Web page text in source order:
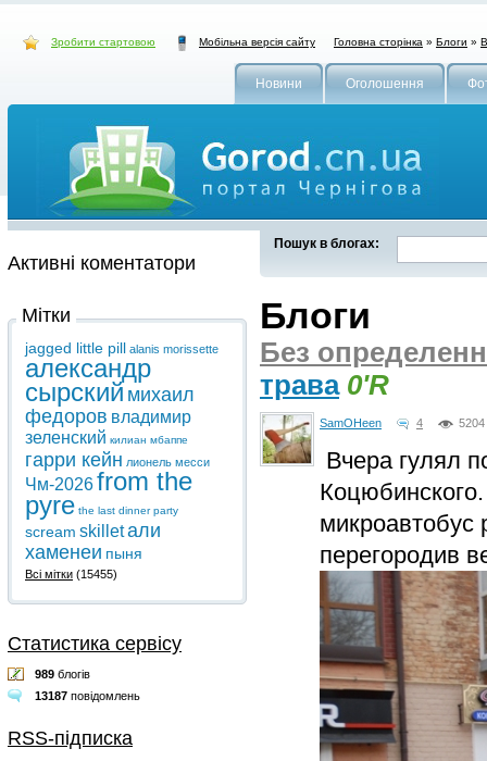
Зробити стартовою Мобільна версія сайту Головна сторінка » Блоги »
Новини Оголошення
Пошук в блогах:
Блоги
Без
трава 0'R
SamOHeen 4 5204
Вчера гулял
микроавтобус
перегородив
Активні коментатори
Мітки
jagged little pill alanis morissette
александр
сырский михаил
федоров владимир
зеленский килиан мбаппе
гарри кейн лионель месси
Чм-2026from the
pyre the last dinner party
scream skilletали
хаменеи пыня
Всі мітки (15455)
Статистика сервісу
989 блогів
13187 повідомлень
RSS-підписка